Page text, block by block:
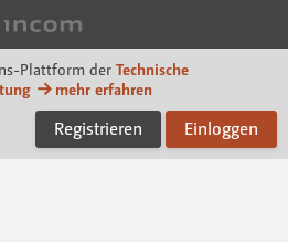
Plattform der Technische
mehr erfahren
Registrieren Einloggen